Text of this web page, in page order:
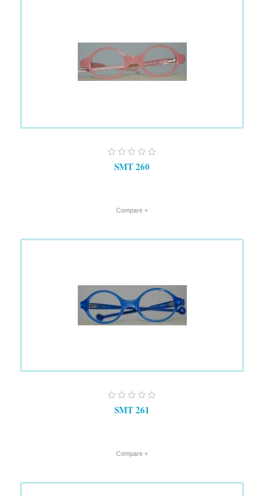
SMT 260
+ Compare
SMT 261
+ Compare